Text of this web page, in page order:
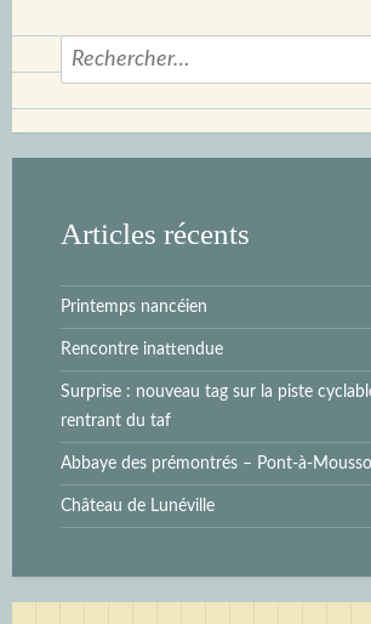
Rechercher :
Articles récents
Printemps nancéien
Rencontre inattendue
Surprise : nouveau tag sur la piste
rentrant du taf
Abbaye des prémontrés – Pont-à-
Château de Lunéville